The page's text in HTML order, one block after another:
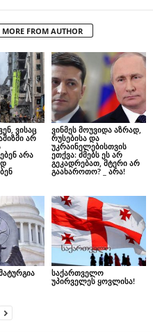
MORE FROM AUTHOR
ვისაც
არ
არა
ვინმეს მოუვიდა აზრად,
რუსებისა და
უკრაინელებისთვის
ეთქვა: ძმებს ეს არ
გეკადრებათ, მტერი არ
გაახაროთო? _ არა!
საქართველო
უპირველეს ყოვლისა!